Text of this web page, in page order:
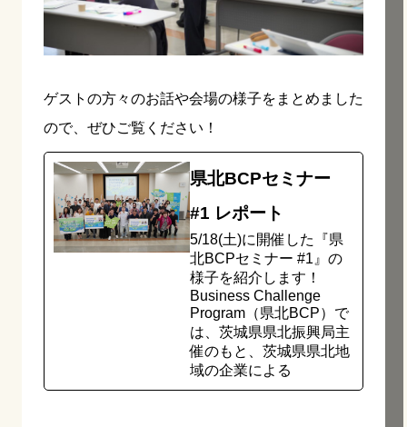
ゲストの方々のお話や会場の様子をまとめました
ので、ぜひご覧ください！
県北BCPセミナー
#1 レポート
5/18(土)に開催した『県
北BCPセミナー #1』の
様子を紹介します！
Business Challenge
Program（県北BCP）で
は、茨城県県北振興局主
催のもと、茨城県県北地
域の企業による